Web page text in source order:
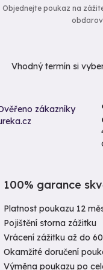
Objednejte poukaz na
Vhodný termín si
100% garance
Platnost poukazu 12
Pojištění storna zážitku
Vrácení zážitku až do
Okamžité doručení
Výměna poukazu po